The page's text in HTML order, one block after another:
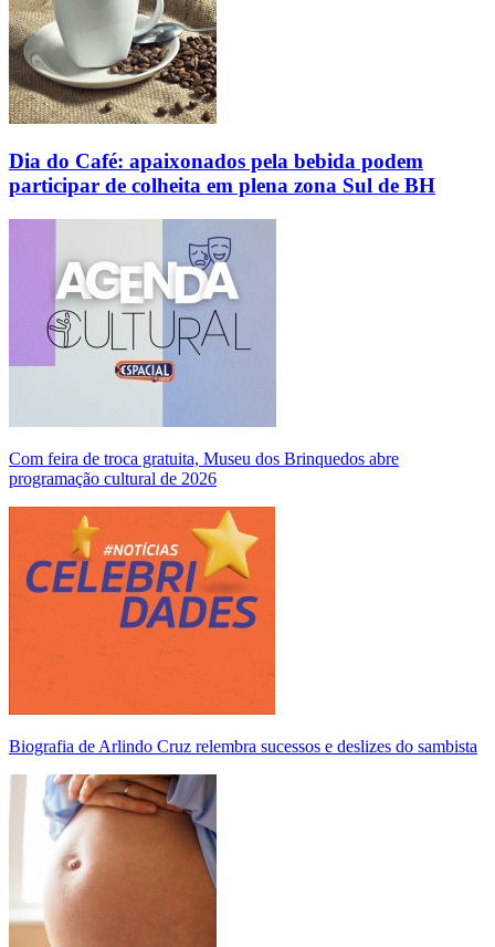
Dia do Café: apaixonados pela bebida podem
participar de colheita em plena zona Sul de BH
Com feira de troca gratuita, Museu dos Brinquedos abre
programação cultural de 2026
Biografia de Arlindo Cruz relembra sucessos e deslizes do sambista